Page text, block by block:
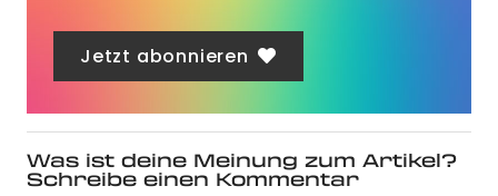
Jetzt abonnieren
Was ist deine Meinung zum Artikel?
Schreibe einen Kommentar